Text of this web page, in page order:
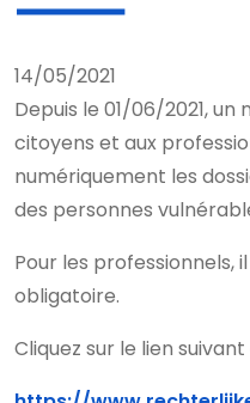
14/05/2021
Depuis le 01/06/2021,
citoyens et aux
numériquement les
des personnes
Pour les professionnels,
obligatoire.
Cliquez sur le lien